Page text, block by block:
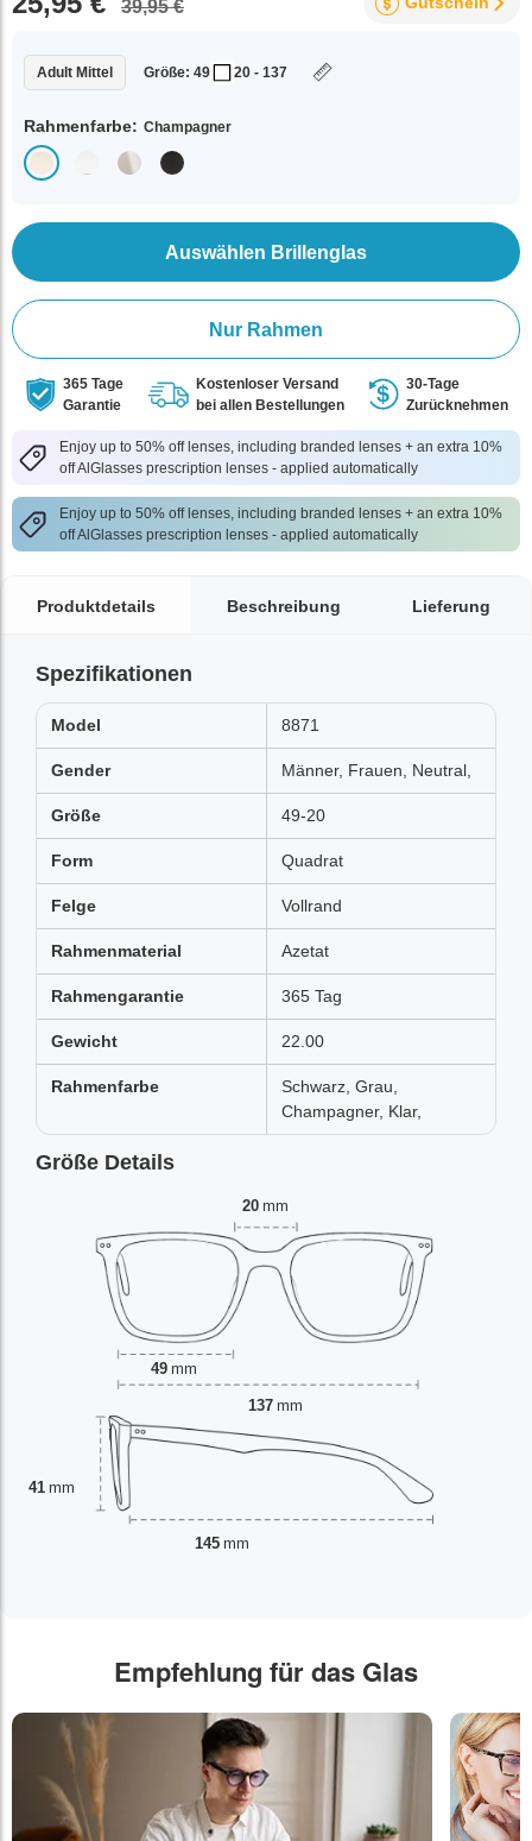
39,95 €
Adult Mittel Größe: 49 20 - 137
Rahmenfarbe: Champagner
Auswählen Brillenglas
Nur Rahmen
365 Tage
Garantie
Kostenloser Versand
bei allen Bestellungen
30-Tage
Zurücknehmen
Enjoy up to 50% off lenses, including branded lenses + an extra 10%
off AlGlasses prescription lenses - applied automatically
Enjoy up to 50% off lenses, including branded lenses + an extra 10%
off AlGlasses prescription lenses - applied automatically
Produktdetails Beschreibung Lieferung
Spezifikationen
Model 8871
Gender Männer, Frauen, Neutral,
Größe 49-20
Form Quadrat
Felge Vollrand
Rahmenmaterial Azetat
Rahmengarantie 365 Tag
Gewicht 22.00
Rahmenfarbe
Schwarz, Grau,
Champagner, Klar,
Größe Details
20 mm
49 mm
41 mm
137 mm
145 mm
Empfehlung für das Glas